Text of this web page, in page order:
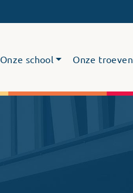
Onze school Onze troeven